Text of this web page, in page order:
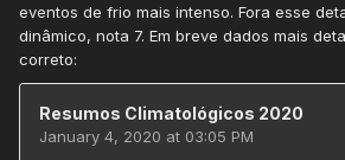
eventos de frio mais intenso. Fora esse
dinâmico, nota 7. Em breve dados mais
correto: